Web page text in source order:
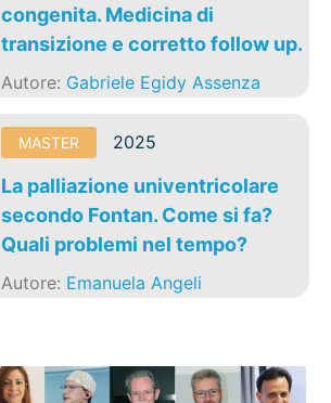
congenita. Medicina di
transizione e corretto follow up.
Autore: Gabriele Egidy Assenza
MASTER 2025
La palliazione univentricolare
secondo Fontan. Come si fa?
Quali problemi nel tempo?
Autore: Emanuela Angeli